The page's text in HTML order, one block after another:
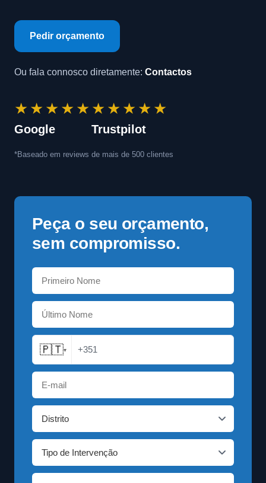
Pedir orçamento
Ou fala connosco diretamente: Contactos
★★★★★
Google
★★★★★
Trustpilot
*Baseado em reviews de mais de 500 clientes
Peça o seu orçamento,
sem compromisso.
🇵🇹▾ +351